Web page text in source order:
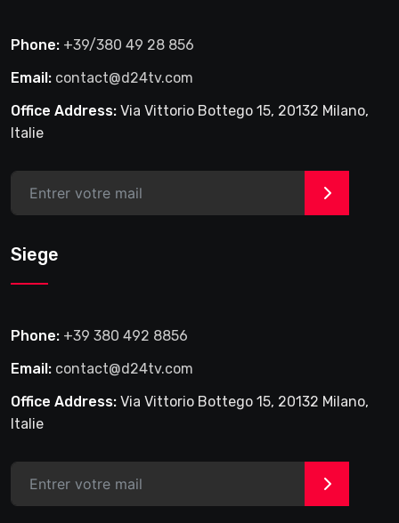
Phone: +39/380 49 28 856
Email: contact@d24tv.com
Office Address: Via Vittorio Bottego 15, 20132 Milano,
Italie
>
Siege
Phone: +39 380 492 8856
Email: contact@d24tv.com
Office Address: Via Vittorio Bottego 15, 20132 Milano,
Italie
>